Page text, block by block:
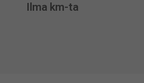
Ilma km-ta